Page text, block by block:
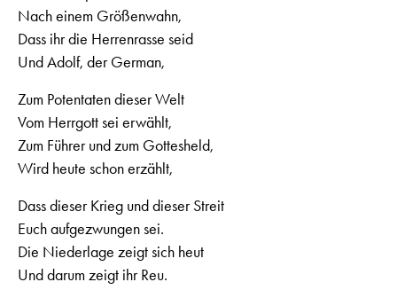
Nach einem Größenwahn,
Dass ihr die Herrenrasse seid
Und Adolf, der German,
Zum Potentaten dieser Welt
Vom Herrgott sei erwählt,
Zum Führer und zum Gottesheld,
Wird heute schon erzählt,
Dass dieser Krieg und dieser Streit
Euch aufgezwungen sei.
Die Niederlage zeigt sich heut
Und darum zeigt ihr Reu.